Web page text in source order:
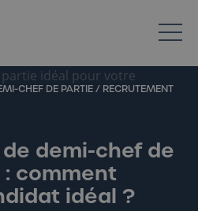
humaines dans l’Horeca
CHEF DE PARTIE/ RECRUTEMENT
demi-chef de
: comment
idéal ?